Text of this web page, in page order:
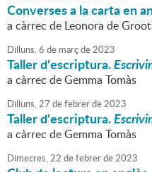
Converses a la carta en
a càrrec de Leonora de
Dilluns,6 de marçde2023
Taller d'escriptura.
a càrrec de Gemma Tomàs
Dilluns,27 defebrerde2023
Taller d'escriptura.
a càrrec de Gemma Tomàs
Dimecres,22 defebrerde2023